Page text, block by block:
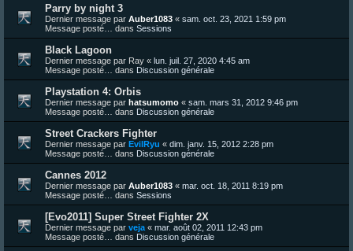
Parry by night 3
Dernier message par Auber1083 « sam. oct. 23, 2021 1:59 pm
Message posté… dans Sessions
Black Lagoon
Dernier message par Ray « lun. juil. 27, 2020 4:45 am
Message posté… dans Discussion générale
Playstation 4: Orbis
Dernier message par hatsumomo « sam. mars 31, 2012 9:46 pm
Message posté… dans Discussion générale
Street Crackers Fighter
Dernier message par EvilRyu « dim. janv. 15, 2012 2:28 pm
Message posté… dans Discussion générale
Cannes 2012
Dernier message par Auber1083 « mar. oct. 18, 2011 8:19 pm
Message posté… dans Sessions
[Evo2011] Super Street Fighter 2X
Dernier message par veja « mar. août 02, 2011 12:43 pm
Message posté… dans Discussion générale